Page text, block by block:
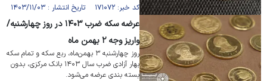
کد خبر: ۱۷۱۰۷۲ تاریخ انتشار : ۱۴۰۳/۱۱/۰۳
عرضه سکه ضرب ۱۴۰۳ در روز چهارشنبه/
واریز وجه ۲ بهمن ماه
روز چهارشنبه ۳ بهمن‌ماه، ربع سکه و تمام سکه
بهار آزادی ضرب سال ۱۴۰۳ بانک مرکزی، بدون
بسته بندی عرضه می‌شود.